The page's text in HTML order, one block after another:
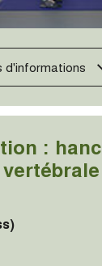
d'informations
: